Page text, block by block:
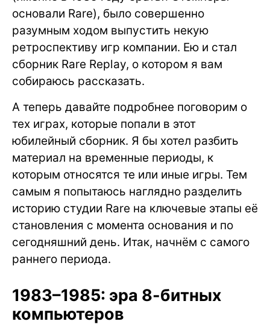
основали Rare), было совершенно
разумным ходом выпустить некую
ретроспективу игр компании. Ею и стал
сборник Rare Replay, о котором я вам
собираюсь рассказать.
А теперь давайте подробнее поговорим о
тех играх, которые попали в этот
юбилейный сборник. Я бы хотел разбить
материал на временные периоды, к
которым относятся те или иные игры. Тем
самым я попытаюсь наглядно разделить
историю студии Rare на ключевые этапы её
становления с момента основания и по
сегодняшний день. Итак, начнём с самого
раннего периода.
1983–1985: эра 8-битных
компьютеров